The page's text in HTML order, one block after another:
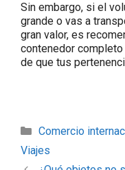
Sin embargo, si el
grande o vas a
gran valor, es
contenedor
de que tus
Comercio
Viajes